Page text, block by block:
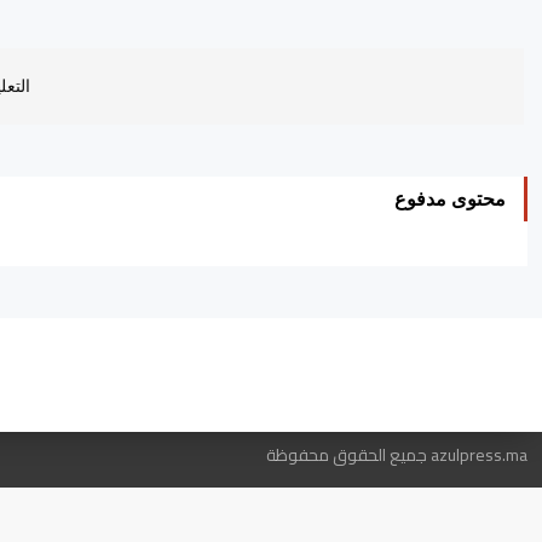
محتوى مدفوع
azulpress.ma جميع الحقوق محفوظة